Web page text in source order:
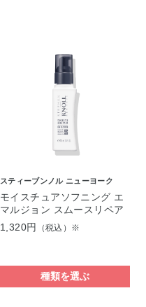
スティーブンノル ニューヨーク
モイスチュアソフニング エ
マルジョン スムースリペア
1,320円
（税込）※
種類を選ぶ